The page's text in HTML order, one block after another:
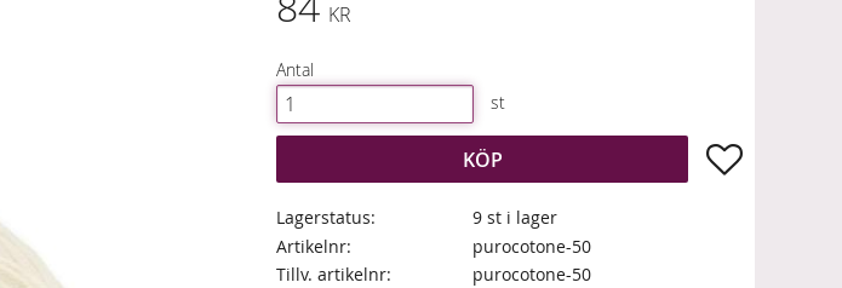
KR
Antal
st
KÖP Lägg till i
Lagerstatus
9 st i lager
Artikelnr
purocotone-50
Tillv. artikelnr
purocotone-50